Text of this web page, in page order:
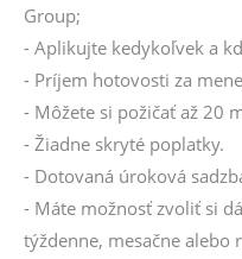
Group;
- Aplikujte kedykoľvek a
- Príjem hotovosti za
- Môžete si požičať až 20
- Žiadne skryté poplatky.
- Dotovaná úroková
- Máte možnosť zvoliť si
týždenne, mesačne alebo